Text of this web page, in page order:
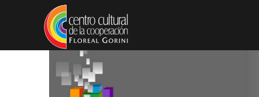
Pasar al contenido principal